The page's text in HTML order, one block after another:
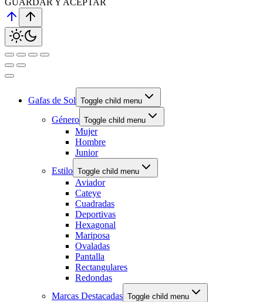
GUARDAR Y ACEPTAR
Gafas de Sol Toggle child menu
Género Toggle child menu
Mujer
Hombre
Junior
Estilo Toggle child menu
Aviador
Cateye
Cuadradas
Deportivas
Hexagonal
Mariposa
Ovaladas
Pantalla
Rectangulares
Redondas
Marcas Destacadas Toggle child menu